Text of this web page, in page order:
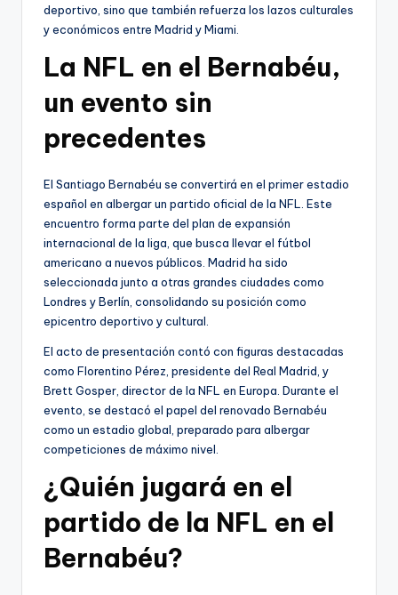
deportivo, sino que también refuerza los lazos culturales
y económicos entre Madrid y Miami.
La NFL en el Bernabéu,
un evento sin
precedentes
El Santiago Bernabéu se convertirá en el primer estadio
español en albergar un partido oficial de la NFL. Este
encuentro forma parte del plan de expansión
internacional de la liga, que busca llevar el fútbol
americano a nuevos públicos. Madrid ha sido
seleccionada junto a otras grandes ciudades como
Londres y Berlín, consolidando su posición como
epicentro deportivo y cultural.
El acto de presentación contó con figuras destacadas
como Florentino Pérez, presidente del Real Madrid, y
Brett Gosper, director de la NFL en Europa. Durante el
evento, se destacó el papel del renovado Bernabéu
como un estadio global, preparado para albergar
competiciones de máximo nivel.
¿Quién jugará en el
partido de la NFL en el
Bernabéu?